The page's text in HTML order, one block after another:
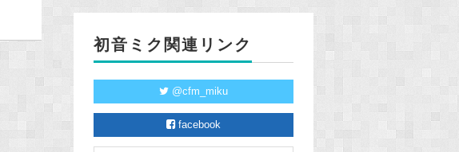
初音ミク関連リンク
@cfm_miku
facebook